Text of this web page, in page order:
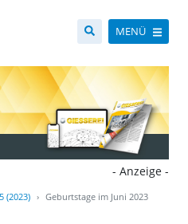
MENÜ
- Anzeige -
(2023) Geburtstage im Juni 2023